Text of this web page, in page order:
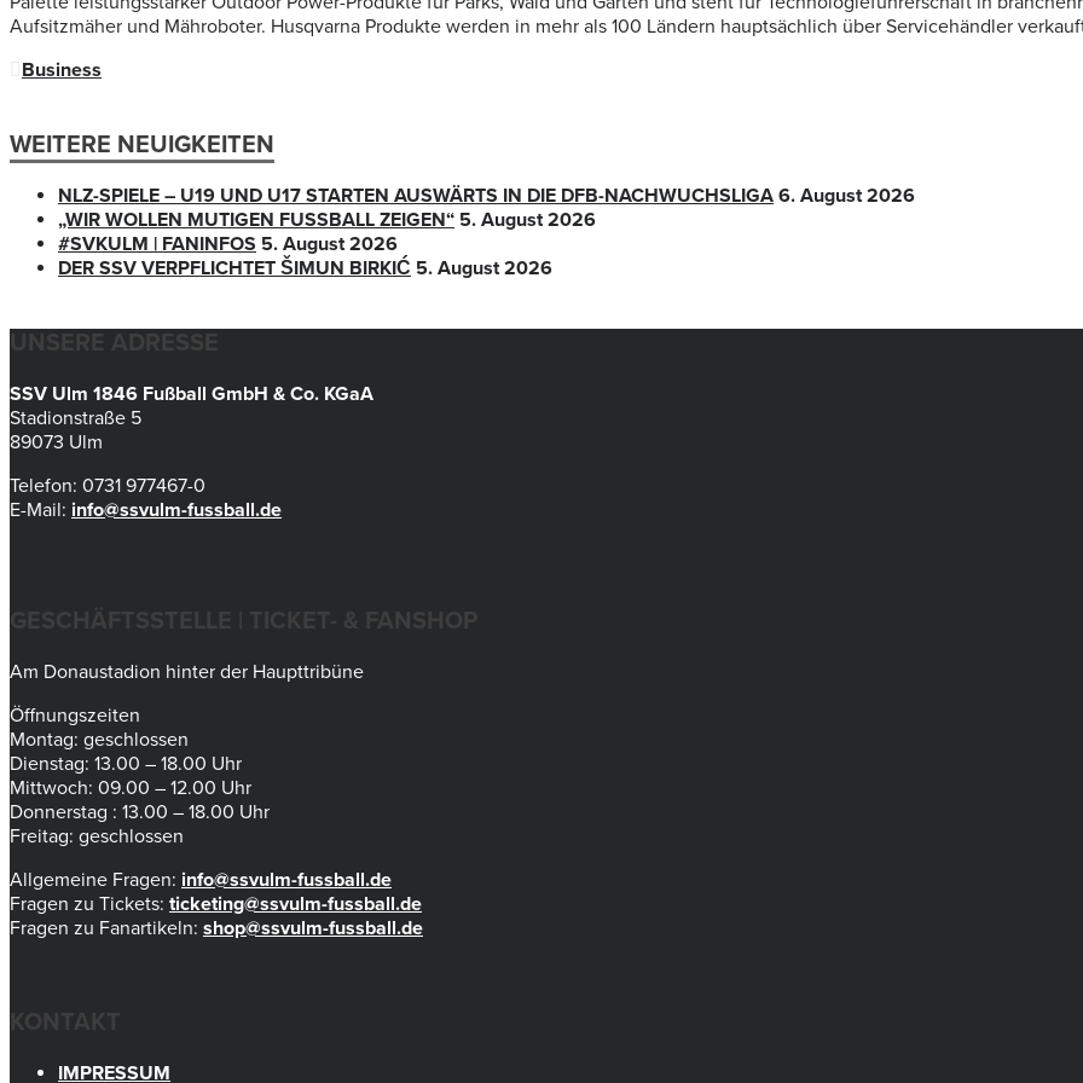
Aufsitzmäher und Mähroboter. Husqvarna Produkte werden in mehr als 100 Ländern hauptsächlich über Servicehändler
Business
WEITERE NEUIGKEITEN
NLZ-SPIELE – U19 UND U17 STARTEN AUSWÄRTS IN DIE DFB-NACHWUCHSLIGA 6. August 2026
„WIR WOLLEN MUTIGEN FUSSBALL ZEIGEN“
5. August 2026
#SVKULM | FANINFOS 5. August 2026
DER SSV VERPFLICHTET ŠIMUN BIRKIĆ 5. August 2026
UNSERE ADRESSE
SSV Ulm 1846 Fußball GmbH & Co. KGaA
Stadionstraße 5
89073 Ulm
Telefon: 0731 977467-0
E-Mail: info@ssvulm-fussball.de
GESCHÄFTSSTELLE | TICKET- & FANSHOP
Am Donaustadion hinter der Haupttribüne
Öffnungszeiten
Montag: geschlossen
Dienstag: 13.00 – 18.00 Uhr
Mittwoch: 09.00 – 12.00 Uhr
Donnerstag : 13.00 – 18.00 Uhr
Freitag: geschlossen
Allgemeine Fragen: info@ssvulm-fussball.de
Fragen zu Tickets: ticketing@ssvulm-fussball.de
Fragen zu Fanartikeln: shop@ssvulm-fussball.de
KONTAKT
IMPRESSUM